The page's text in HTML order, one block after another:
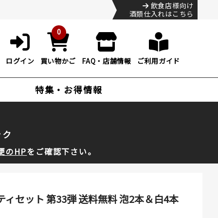
飲食店様向け
酒類仕入れはこちら
ログイン
0
買い物かご FAQ・店舗情報 ご利用ガイド
特集・お得情報
のHPをご確認下さい。
セット 第33弾 送料無料 泡2本＆白4本